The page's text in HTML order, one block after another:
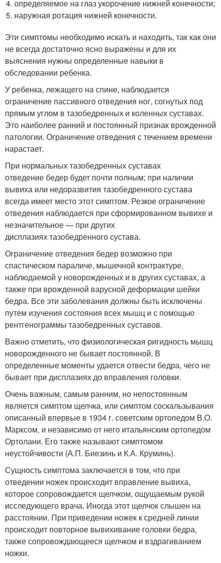
определяемое на глаз укорочение нижней конечности;
наружная ротация нижней конечности.
Эти симптомы необходимо искать и находить, так как они
не всегда достаточно ясно выражены и для их
выяснения нужны определенные навыки в
обследовании ребенка.
У ребенка, лежащего на спине, наблюдается
ограничение пассивного отведения ног, согнутых под
прямым углом в тазобедренных и коленных суставах.
Это наиболее ранний и постоянный признак врожденной
патологии. Ограничение отведения с течением времени
нарастает.
При нормальных тазобедренных суставах
отведение бедер будет почти полным; при наличии
вывиха или недоразвития тазобедренного сустава
всегда имеет место этот симптом. Резкое ограничение
отведения наблюдается при сформированном вывихе и
незначительное — при других
дисплазиях тазобедренного сустава.
Ограничение отведения бедер возможно при
спастическом параличе, мышечной контрактуре,
наблюдаемой у новорожденных и в других суставах, а
также при врожденной варусной деформации шейки
бедра. Все эти заболевания должны быть исключены
путем изучения состояния всех мышц и с помощью
рентгенограммы тазобедренных суставов.
Важно отметить, что физиологическая ригидность мышц
новорожденного не бывает постоянной. В
определенные моменты удается отвести бедра, чего не
бывает при дисплазиях до вправления головки.
Очень важным, самым ранним, но непостоянным
является симптом щелчка, или симптом соскальзывания
описанный впервые в 1934 г. советским ортопедом В.О.
Марксом, и независимо от него итальянским ортопедом
Ортолани. Его также называют симптомом
неустойчивости (А.П. Биезинь и К.А. Круминь).
Сущность симптома заключается в том, что при
отведении ножек происходит вправление вывиха,
которое сопровождается щелчком, ощущаемым рукой
исследующего врача. Иногда этот щелчок слышен на
расстоянии. При приведении ножек к средней линии
происходит повторное вывихивание головки бедра,
также сопровождающееся щелчком и вздрагиванием
ножки.